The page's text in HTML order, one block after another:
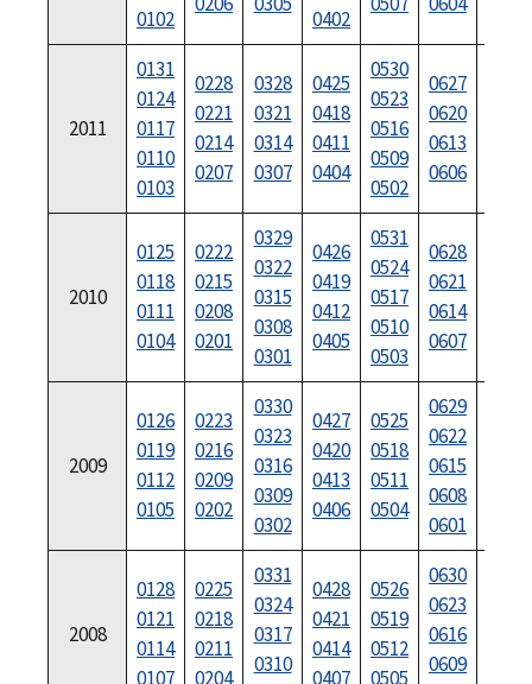
0102
0402
2011
0131
0124
0117
0110
0103
0228
0221
0214
0207
0328
0321
0314
0307
0425
0418
0411
0404
0530
0523
0516
0509
0502
0627
0620
0613
0606
2010
0125
0118
0111
0104
0222
0215
0208
0201
0329
0322
0315
0308
0301
0426
0419
0412
0405
0531
0524
0517
0510
0503
0628
0621
0614
0607
2009
0126
0119
0112
0105
0223
0216
0209
0202
0330
0323
0316
0309
0302
0427
0420
0413
0406
0525
0518
0511
0504
0629
0622
0615
0608
0601
2008
0128
0121
0114
0107
0225
0218
0211
0204
0331
0324
0317
0310
0428
0421
0414
0407
0526
0519
0512
0505
0630
0623
0616
0609